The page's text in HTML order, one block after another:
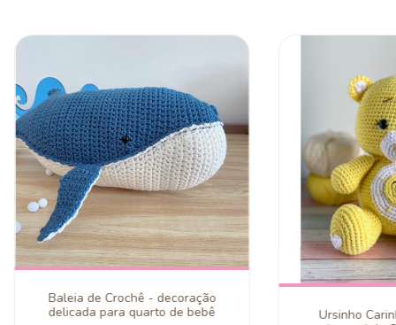
Baleia de Crochê - decoração
delicada para quarto de bebê
Ursinho